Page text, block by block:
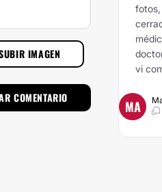
IMAGEN
fotos,
vi
MA